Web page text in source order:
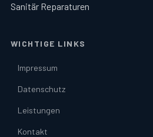
Sanitär Reparaturen
WICHTIGE LINKS
Impressum
Datenschutz
Leistungen
Kontakt